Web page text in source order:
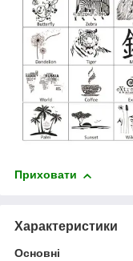
Приховати
Характеристики
Основні